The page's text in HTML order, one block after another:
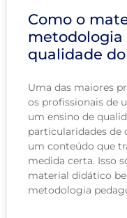
Como o
qualidade
Uma das maiores
os profissionais de
um ensino de
particularidades de
um conteúdo que
medida certa. Isso
material didático
metodologia